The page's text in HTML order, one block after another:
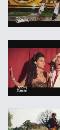
Feeling